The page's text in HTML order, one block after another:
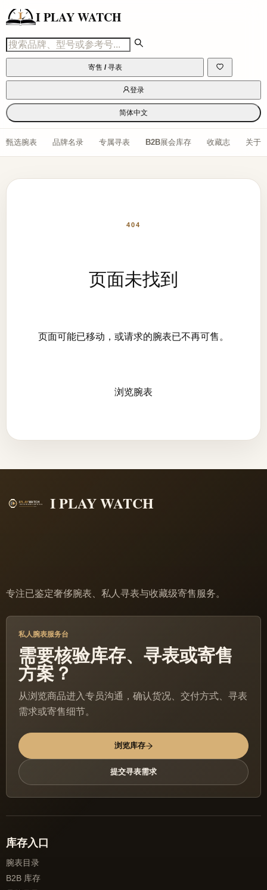
I PLAY WATCH
寄售 / 寻表
登录
简体中文
甄选腕表 品牌名录 专属寻表 B2B展会库存 收藏志 关于
404
页面未找到
页面可能已移动，或请求的腕表已不再可售。
浏览腕表
I PLAY WATCH
专注已鉴定奢侈腕表、私人寻表与收藏级寄售服务。
私人腕表服务台
需要核验库存、寻表或寄售
方案？
从浏览商品进入专员沟通，确认货况、交付方式、寻表
需求或寄售细节。
浏览库存
提交寻表需求
库存入口
腕表目录
B2B 库存